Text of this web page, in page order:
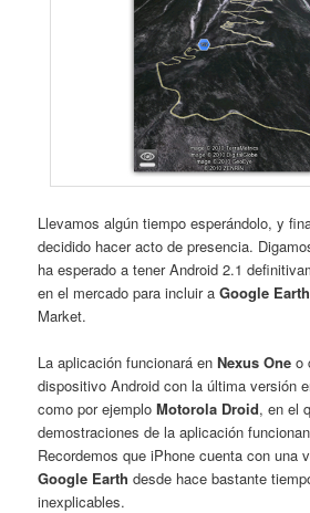
Llevamos algún tiempo esperándolo, y
decidido hacer acto de presencia.
ha esperado a tener Android 2.1
en el mercado para incluir aGoogle Earth
Market.
La aplicación funcionará enNexus One o
dispositivo Android con la última versión
como por ejemploMotorola Droid, en el
demostraciones de la aplicación
Recordemos que iPhone cuenta con una
Google Earth desde hace bastante
inexplicables.